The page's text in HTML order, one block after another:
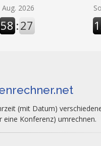
Aug. 2026
58 :27
(mit Datum)
eine Konferenz) umrechnen.